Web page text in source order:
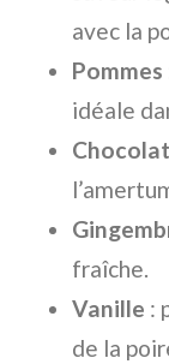
avec la
Pommes
idéale
Chocolat
fraîche.
Vanille :
de la